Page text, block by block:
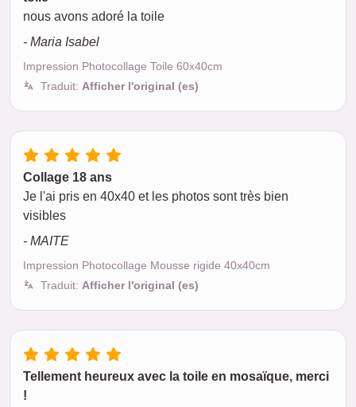
nous avons adoré la toile
- Maria Isabel
Impression Photocollage Toile 60x40cm
Traduit: Afficher l'original (es)
Collage 18 ans
Je l'ai pris en 40x40 et les photos sont très bien
visibles
- MAITE
Impression Photocollage Mousse rigide 40x40cm
Traduit: Afficher l'original (es)
Tellement heureux avec la toile en mosaïque, merci
!